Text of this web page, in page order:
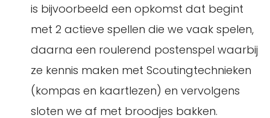
is bijvoorbeeld een opkomst dat begint
met 2 actieve spellen die we vaak spelen,
daarna een roulerend postenspel waarbij
ze kennis maken met Scoutingtechnieken
(kompas en kaartlezen) en vervolgens
sloten we af met broodjes bakken.